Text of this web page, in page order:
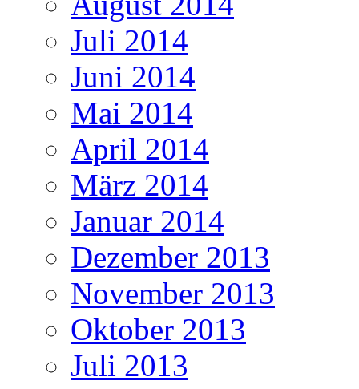
Juli 2014
Juni 2014
Mai 2014
April 2014
März 2014
Januar 2014
Dezember 2013
November 2013
Oktober 2013
Juli 2013